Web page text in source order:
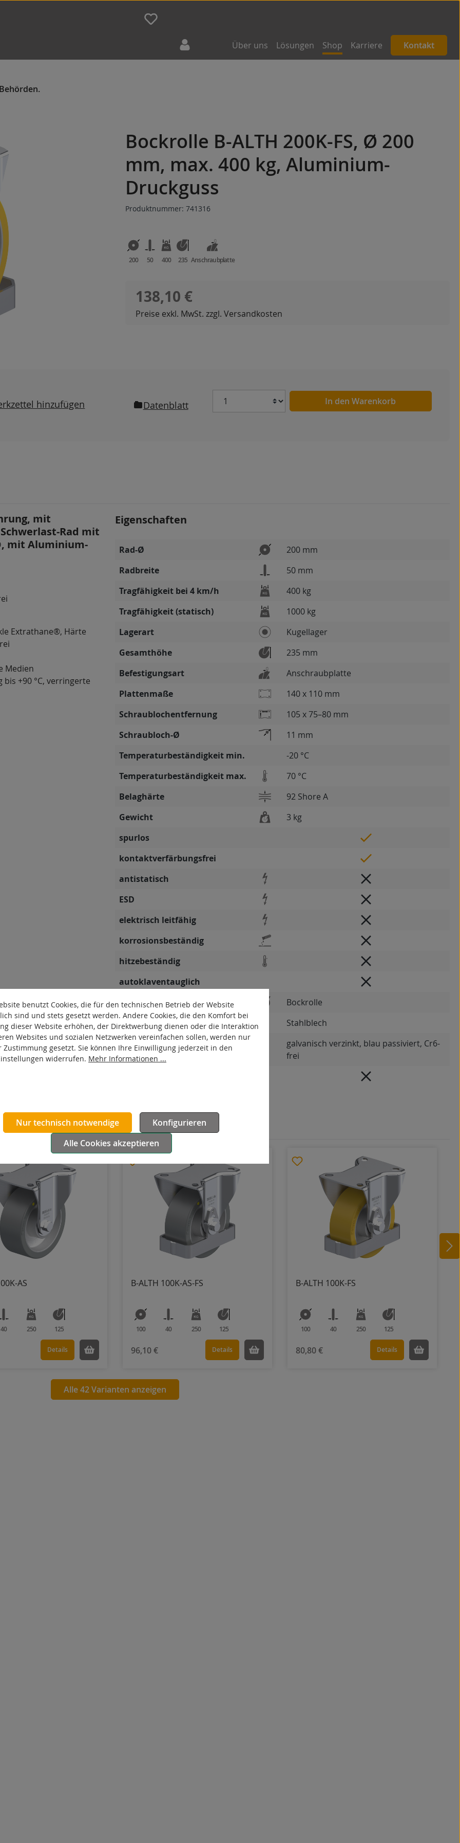
Über uns Lösungen Shop Karriere Kontakt
Bockrolle B-ALTH 200K-FS, Ø 200
mm, max. 400 kg, Aluminium-
Druckguss
Produktnummer: 741316
200 50 400 235 Anschraubplatte
Regulärer Preis:
138,10 €
Preise exkl. MwSt. zzgl. Versandkosten
hinzufügen Datenblatt
Anzahl In den Warenkorb
mit
Rad mit
mit Aluminium-
Extrathane®, Härte
Medien
bis +90 °C, verringerte
Eigenschaften
Rad-Ø
200 mm
Radbreite
50 mm
Tragfähigkeit bei 4 km/h
400 kg
Tragfähigkeit (statisch)
1000 kg
Lagerart
Kugellager
Gesamthöhe
235 mm
Befestigungsart
Anschraubplatte
Plattenmaße
140 x 110 mm
Schraublochentfernung
105 x 75–80 mm
Schraubloch-Ø
11 mm
Temperaturbeständigkeit min.
-20 °C
Temperaturbeständigkeit max.
70 °C
Belaghärte
92 Shore A
Gewicht
3 kg
spurlos
kontaktverfärbungsfrei
antistatisch
ESD
elektrisch leitfähig
korrosionsbeständig
hitzebeständig
autoklaventauglich
Produkttyp
Bockrolle
Material Gehäuse
Stahlblech
Oberfläche Gehäuse
galvanisch verzinkt, blau passiviert, Cr6-
frei
AS
40 250 125
Details
B-ALTH 100K-AS-FS
100 40 250 125
96,10 € Details
B-ALTH 100K-FS
100 40 250 125
80,80 € Details
Alle 42 Varianten anzeigen
benutzt Cookies, die für den technischen Betrieb der Website
sind und stets gesetzt werden. Andere Cookies, die den Komfort bei
dieser Website erhöhen, der Direktwerbung dienen oder die Interaktion
Websites und sozialen Netzwerken vereinfachen sollen, werden nur
Zustimmung gesetzt. Sie können Ihre Einwilligung jederzeit in den
widerrufen. Mehr Informationen ...
Nur technisch notwendige
Konfigurieren
Alle Cookies akzeptieren